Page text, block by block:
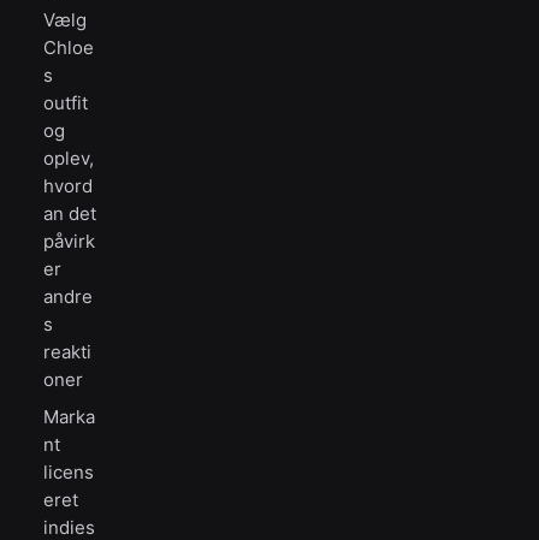
Vælg
Chloe
s
outfit
og
oplev,
hvord
an det
påvirk
er
andre
s
reakti
oner
Marka
nt
licens
eret
indies